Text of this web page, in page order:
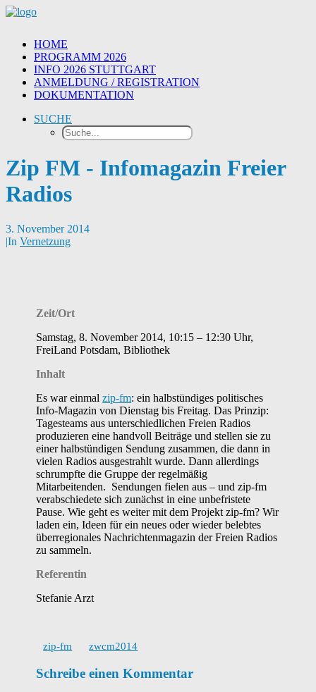
HOME
PROGRAMM 2026
INFO 2026 STUTTGART
ANMELDUNG / REGISTRATION
DOKUMENTATION
SUCHE
Zip FM - Infomagazin Freier
Radios
3. November 2014
|In Vernetzung
Zeit/Ort
Samstag, 8. November 2014, 10:15 – 12:30 Uhr,
FreiLand Potsdam, Bibliothek
Inhalt
Es war einmalzip-fm: ein halbstündiges politisches
Info-Magazin von Dienstag bis Freitag. Das Prinzip:
Tagesteams aus unterschiedlichen Freien Radios
produzieren eine handvoll Beiträge und stellen sie zu
einer halbstündigen Sendung zusammen, die dann in
vielen Radios ausgestrahlt wurde. Dann allerdings
schrumpfte die Gruppe der regelmäßig
Mitarbeitenden. Sendungen fielen aus – und zip-fm
verabschiedete sich zunächst in eine unbefristete
Pause. Wie geht es weiter mit dem Projekt zip-fm? Wir
laden ein, Ideen für ein neues oder wieder belebtes
überregionales Nachrichtenmagazin der Freien Radios
zu sammeln.
Referentin
Stefanie Arzt
zip-fm zwcm2014
Schreibe einen Kommentar